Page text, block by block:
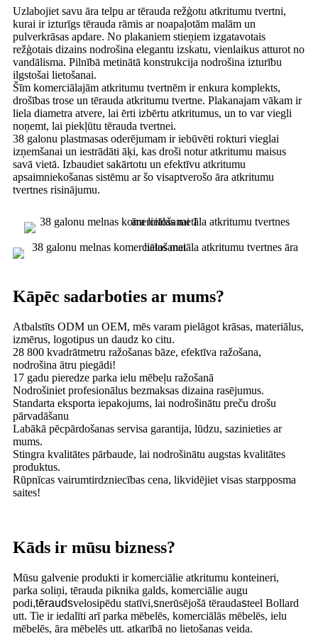
Uzlabojiet savu āra telpu ar tērauda režģotu atkritumu tvertni,
kurai ir izturīgs tērauda rāmis ar noapaļotām malām un
pulverkrāsas apdare. No plakaniem stieņiem izgatavotais
režģotais dizains nodrošina elegantu izskatu, vienlaikus atturot no
vandālisma. Pilnībā metinātā konstrukcija nodrošina izturību
ilgstošai lietošanai.
Šīm komerciālajām atkritumu tvertnēm ir enkura komplekts,
drošības trose un tērauda atkritumu tvertne. Plakanajam vākam ir
liela diametra atvere, lai ērti izbērtu atkritumus, un to var viegli
noņemt, lai piekļūtu tērauda tvertnei.
38 galonu plastmasas oderējumam ir iebūvēti rokturi vieglai
izņemšanai un iestrādāti āķi, kas droši notur atkritumu maisus
savā vietā. Izbaudiet sakārtotu un efektīvu atkritumu
apsaimniekošanas sistēmu ar šo visaptverošo āra atkritumu
tvertnes risinājumu.
Kāpēc sadarboties ar mums?
Atbalstīts ODM un OEM, mēs varam pielāgot krāsas, materiālus,
izmērus, logotipus un daudz ko citu.
28 800 kvadrātmetru ražošanas bāze, efektīva ražošana,
nodrošina ātru piegādi!
17 gadu pieredze parka ielu mēbeļu ražošanā
Nodrošiniet profesionālus bezmaksas dizaina rasējumus.
Standarta eksporta iepakojums, lai nodrošinātu preču drošu
pārvadāšanu
Labākā pēcpārdošanas servisa garantija, lūdzu, sazinieties ar
mums.
Stingra kvalitātes pārbaude, lai nodrošinātu augstas kvalitātes
produktus.
Rūpnīcas vairumtirdzniecības cena, likvidējiet visas starpposma
saites!
Kāds ir mūsu bizness?
Mūsu galvenie produkti ir komerciālie atkritumu konteineri,
parka soliņi, tērauda piknika galds, komerciālie augu
podi,tēraudsvelosipēdu statīvi,snerūsējošā tēraudasteel Bollard
utt. Tie ir iedalīti arī parka mēbelēs, komerciālās mēbelēs, ielu
mēbelēs, āra mēbelēs utt. atkarībā no lietošanas veida.